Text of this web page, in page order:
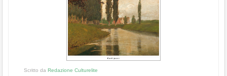
Scritto da Redazione Culturelite